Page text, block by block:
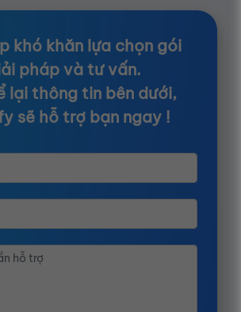
khó khăn lựa chọn gói
pháp và tư vấn.
lại thông tin bên dưới,
sẽ hỗ trợ bạn ngay !